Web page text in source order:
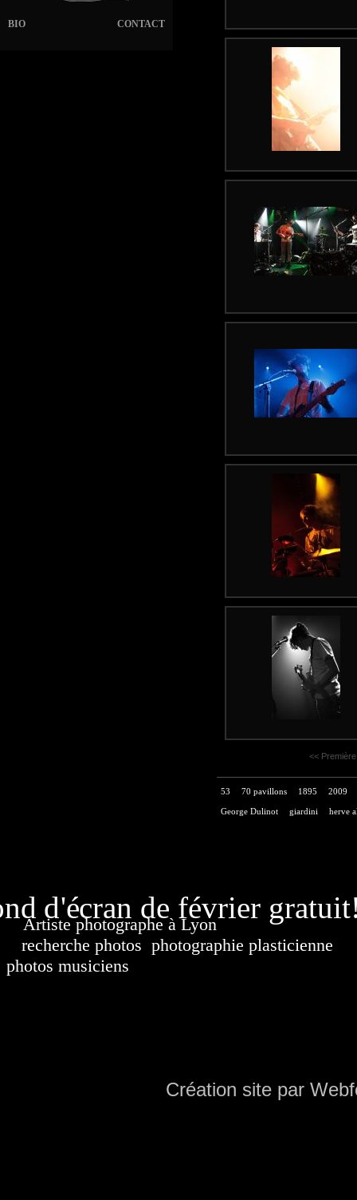
CONTACT
BIO
<<
53 70 pavillons 1895 2009
George Dulinot giardini herve
d'écran de février
Artiste photographe à LyonFrance. Banque
recherche photos photographie plasticienne
photos musiciens
Création site par